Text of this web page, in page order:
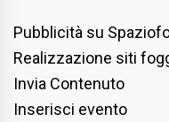
Pubblicità su
Realizzazione siti
Invia Contenuto
Inserisci evento